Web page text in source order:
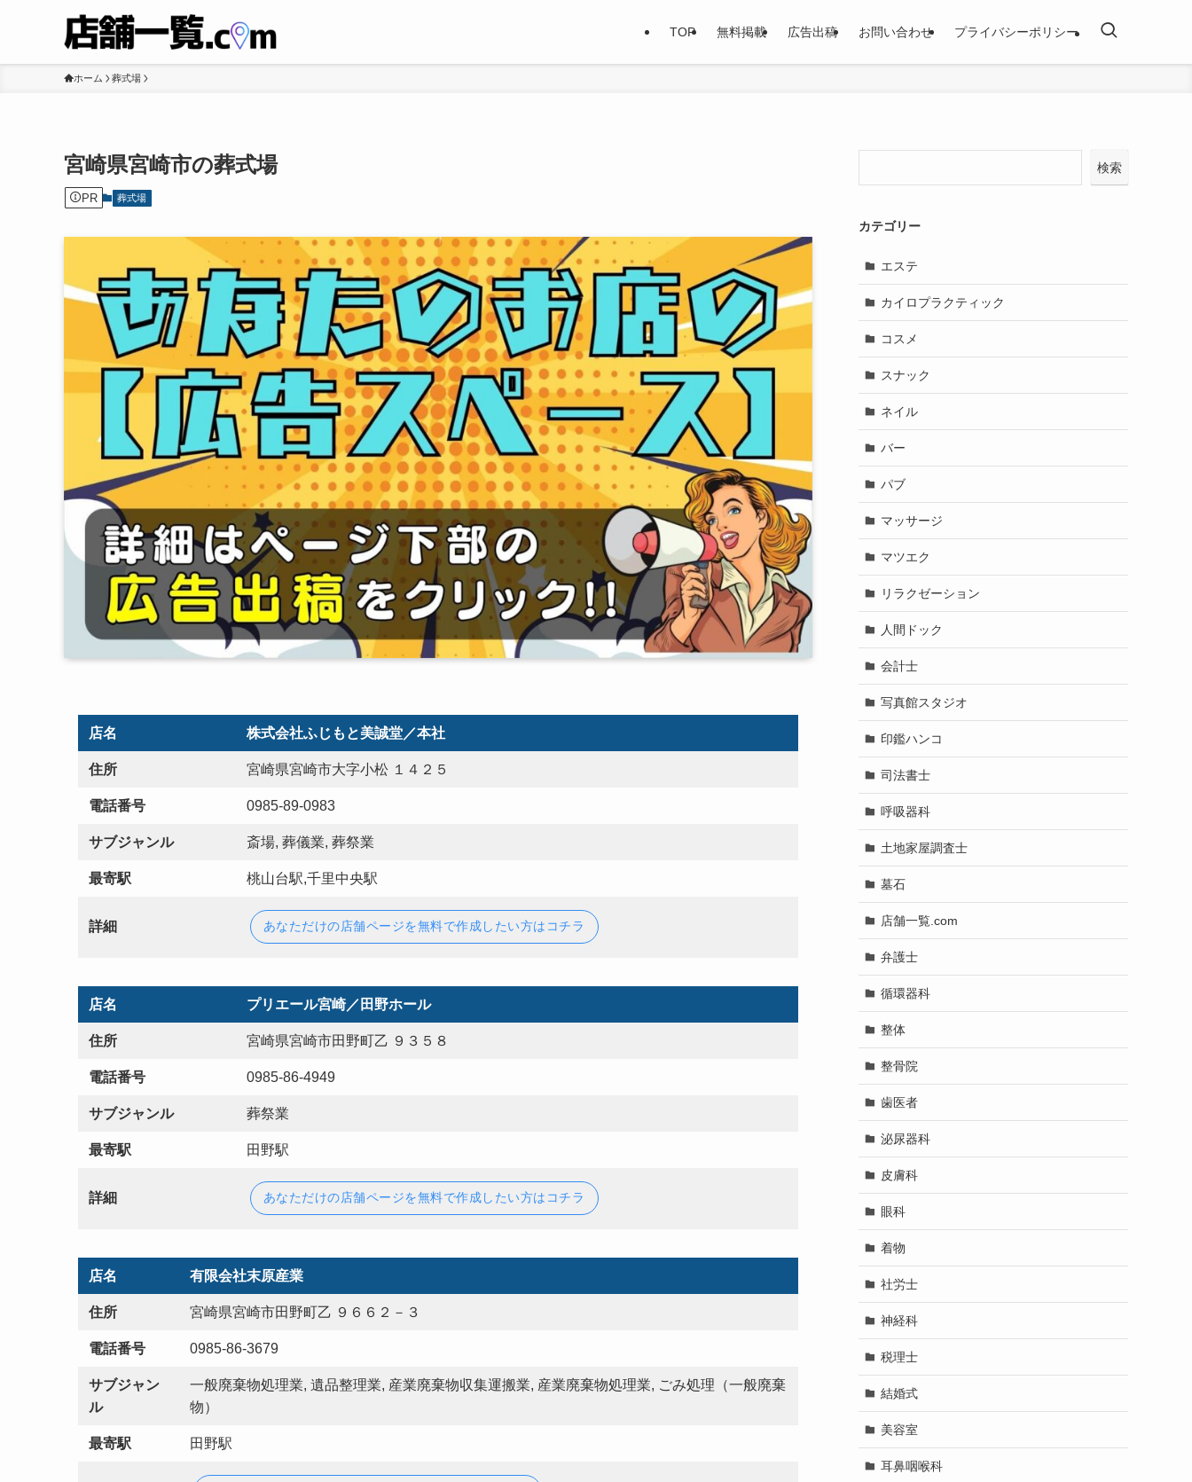
TOP 無料掲載 広告出稿 お問い合わせ プライバシーポリシー
ホーム 葬式場
宮崎県宮崎市の葬式場
PR 葬式場
店名 株式会社ふじもと美誠堂／本社
住所 宮崎県宮崎市大字小松 １４２５
電話番号 0985-89-0983
サブジャンル 斎場, 葬儀業, 葬祭業
最寄駅 桃山台駅,千里中央駅
詳細 あなただけの店舗ページを無料で作成したい方はコチラ
店名 プリエール宮崎／田野ホール
住所 宮崎県宮崎市田野町乙 ９３５８
電話番号 0985-86-4949
サブジャンル 葬祭業
最寄駅 田野駅
詳細 あなただけの店舗ページを無料で作成したい方はコチラ
店名 有限会社末原産業
住所 宮崎県宮崎市田野町乙 ９６６２－３
電話番号 0985-86-3679
サブジャン
ル
一般廃棄物処理業, 遺品整理業, 産業廃棄物収集運搬業, 産業廃棄物処理業, ごみ処理（一般廃棄
物）
最寄駅 田野駅
検索
カテゴリー
エステ
カイロプラクティック
コスメ
スナック
ネイル
バー
パブ
マッサージ
マツエク
リラクゼーション
人間ドック
会計士
写真館スタジオ
印鑑ハンコ
司法書士
呼吸器科
土地家屋調査士
墓石
店舗一覧.com
弁護士
循環器科
整体
整骨院
歯医者
泌尿器科
皮膚科
眼科
着物
社労士
神経科
税理士
結婚式
美容室
耳鼻咽喉科